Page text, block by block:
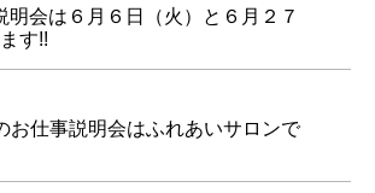
明会は６月６日（火）と６月２７
す!!
お仕事説明会はふれあいサロンで